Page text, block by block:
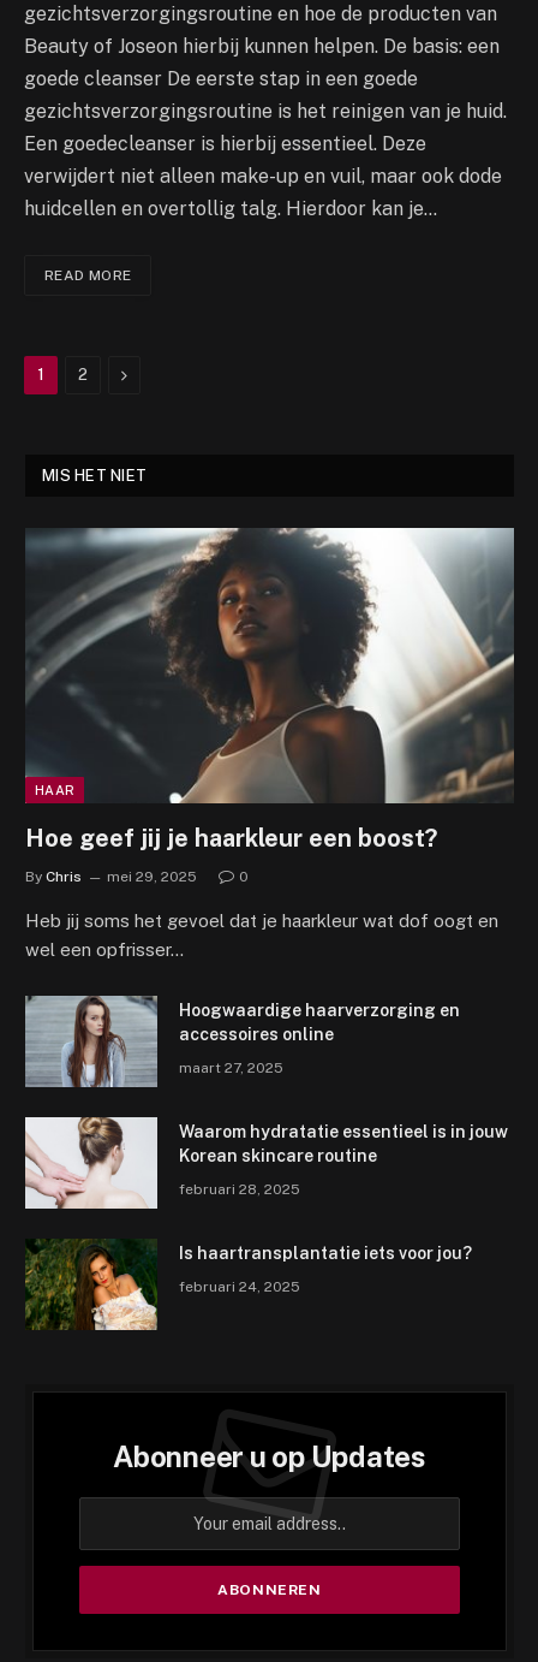
gezichtsverzorgingsroutine en hoe de producten van
Beauty of Joseon hierbij kunnen helpen. De basis: een
goede cleanser De eerste stap in een goede
gezichtsverzorgingsroutine is het reinigen van je huid.
Een goedecleanser is hierbij essentieel. Deze
verwijdert niet alleen make-up en vuil, maar ook dode
huidcellen en overtollig talg. Hierdoor kan je…
READ MORE
1 2 Next
MIS HET NIET
HAAR
Hoe geef jij je haarkleur een boost?
By Chris mei 29, 2025 0
Heb jij soms het gevoel dat je haarkleur wat dof oogt en
wel een opfrisser…
Hoogwaardige haarverzorging en
accessoires online
maart 27, 2025
Waarom hydratatie essentieel is in jouw
Korean skincare routine
februari 28, 2025
Is haartransplantatie iets voor jou?
februari 24, 2025
Abonneer u op Updates